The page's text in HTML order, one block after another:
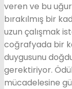
veren ve bu
bırakılmış bir
uzun çalışmak
coğrafyada bir
duygusunu
gerektiriyor.
mücadelesine